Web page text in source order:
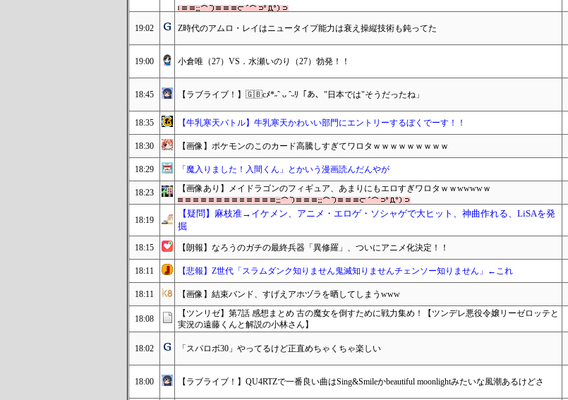
19:02 Z時代のアムロ・レイはニュータイプ能力は衰え操縦技術も鈍ってた
19:00 小倉唯（27）VS．水瀬いのり（27）勃発！！
18:45 【ラブライブ！】🇬🇧cﾒ*˶ˆ ᴗ ˆ˵ﾘ「あ、"日本では"そうだったね」
18:35 【牛乳寒天バトル】牛乳寒天かわいい部門にエントリーするぼくでーす！！
18:30 【画像】ポケモンのこのカード高騰しすぎてワロタｗｗｗｗｗｗｗｗｗ
18:29 「魔入りました！入間くん」とかいう漫画読んだんやが
18:23 【画像あり】メイドラゴンのフィギュア、あまりにもエロすぎワロタｗｗwwwwｗ
18:19
【疑問】麻枝准→イケメン、アニメ・エロゲ・ソシャゲで大ヒット、神曲作れる、LiSAを発
掘
18:15 【朗報】なろうのガチの最終兵器「異修羅」、ついにアニメ化決定！！
18:11 【悲報】Z世代「スラムダンク知りません鬼滅知りませんチェンソー知りません」←これ
18:11 【画像】結束バンド、すげえアホヅラを晒してしまうwww
18:08
【ツンリゼ】第7話 感想まとめ 古の魔女を倒すために戦力集め！【ツンデレ悪役令嬢リーゼロッテと
実況の遠藤くんと解説の小林さん】
18:02 「スパロボ30」やってるけど正直めちゃくちゃ楽しい
18:00 【ラブライブ！】QU4RTZで一番良い曲はSing&Smileかbeautiful moonlightみたいな風潮あるけどさ